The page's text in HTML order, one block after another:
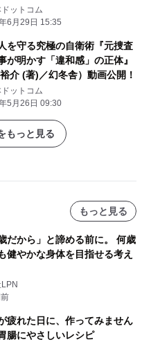
ットコム
6月29日 15:35
を守る究極の自衛術『元捜査
が明かす「違和感」の正体』
（内津 裕介 (著)／幻冬舎）動画公開！
ットコム
5月26日 09:30
もっと見る
もっと見る
だから」と諦める前に。 何歳
健やかな身体を目指せる考え
疲れた日に、作ってみません
腸にやさしいレシピ